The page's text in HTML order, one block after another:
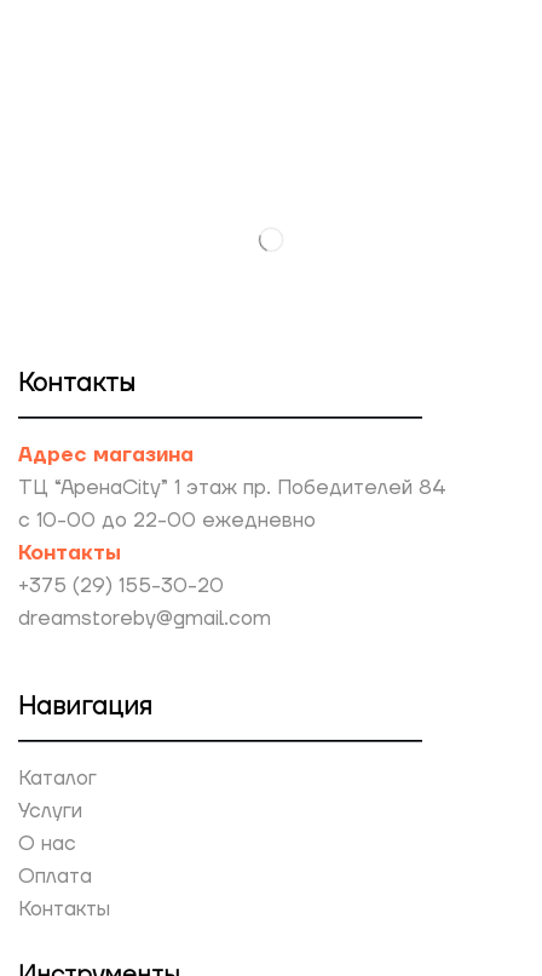
Контакты
Адрес магазина
ТЦ “АренаCity” 1 этаж пр. Победителей 84
с 10-00 до 22-00 ежедневно
Контакты
+375 (29) 155-30-20
dreamstoreby@gmail.com
Навигация
Каталог
Услуги
О нас
Оплата
Контакты